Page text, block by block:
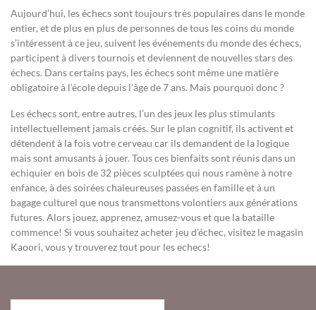
Aujourd’hui, les échecs sont toujours très populaires dans le monde
entier, et de plus en plus de personnes de tous les coins du monde
s’intéressent à ce jeu, suivent les événements du monde des échecs,
participent à divers tournois et deviennent de nouvelles stars des
échecs. Dans certains pays, les échecs sont même une matière
obligatoire à l’école depuis l’âge de 7 ans. Mais pourquoi donc ?
Les échecs sont, entre autres, l’un des jeux les plus stimulants
intellectuellement jamais créés. Sur le plan cognitif, ils activent et
détendent à la fois votre cerveau car ils demandent de la logique
mais sont amusants à jouer. Tous ces bienfaits sont réunis dans un
echiquier en bois de 32 pièces sculptées qui nous ramène à notre
enfance, à des soirées chaleureuses passées en famille et à un
bagage culturel que nous transmettons volontiers aux générations
futures. Alors jouez, apprenez, amusez-vous et que la bataille
commence! Si vous souhaitez acheter jeu d’échec, visitez le magasin
Kaoori, vous y trouverez tout pour les echecs!